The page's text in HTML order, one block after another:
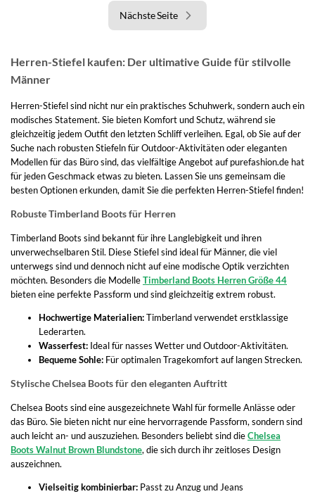
Nächste Seite
Herren-Stiefel kaufen: Der ultimative Guide für stilvolle
Männer
Herren-Stiefel sind nicht nur ein praktisches Schuhwerk, sondern auch ein
modisches Statement. Sie bieten Komfort und Schutz, während sie
gleichzeitig jedem Outfit den letzten Schliff verleihen. Egal, ob Sie auf der
Suche nach robusten Stiefeln für Outdoor-Aktivitäten oder eleganten
Modellen für das Büro sind, das vielfältige Angebot auf purefashion.de hat
für jeden Geschmack etwas zu bieten. Lassen Sie uns gemeinsam die
besten Optionen erkunden, damit Sie die perfekten Herren-Stiefel finden!
Robuste Timberland Boots für Herren
Timberland Boots sind bekannt für ihre Langlebigkeit und ihren
unverwechselbaren Stil. Diese Stiefel sind ideal für Männer, die viel
unterwegs sind und dennoch nicht auf eine modische Optik verzichten
möchten. Besonders die ModelleTimberland Boots Herren Größe 44
bieten eine perfekte Passform und sind gleichzeitig extrem robust.
Hochwertige Materialien:Timberland verwendet erstklassige
Lederarten.
Wasserfest: Ideal für nasses Wetter und Outdoor-Aktivitäten.
Bequeme Sohle: Für optimalen Tragekomfort auf langen Strecken.
Stylische Chelsea Boots für den eleganten Auftritt
Chelsea Boots sind eine ausgezeichnete Wahl für formelle Anlässe oder
das Büro. Sie bieten nicht nur eine hervorragende Passform, sondern sind
auch leicht an- und auszuziehen. Besonders beliebt sind dieChelsea
Boots Walnut Brown Blundstone, die sich durch ihr zeitloses Design
auszeichnen.
Vielseitig kombinierbar: Passt zu Anzug und Jeans